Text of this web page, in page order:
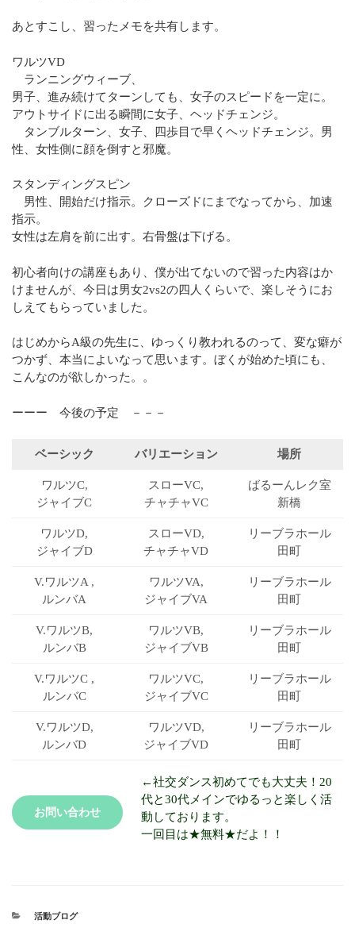
あとすこし、習ったメモを共有します。
ワルツVD
ランニングウィーブ、
男子、進み続けてターンしても、女子のスピードを一定に。
アウトサイドに出る瞬間に女子、ヘッドチェンジ。
タンブルターン、女子、四歩目で早くヘッドチェンジ。男
性、女性側に顔を倒すと邪魔。
スタンディングスピン
男性、開始だけ指示。クローズドにまでなってから、加速
指示。
女性は左肩を前に出す。右骨盤は下げる。
初心者向けの講座もあり、僕が出てないので習った内容はか
けませんが、今日は男女2vs2の四人くらいで、楽しそうにお
しえてもらっていました。
はじめからA級の先生に、ゆっくり教われるのって、変な癖が
つかず、本当によいなって思います。ぼくが始めた頃にも、
こんなのが欲しかった。。
ーーー 今後の予定 －－－
ベーシック バリエーション 場所
ワルツC,
ジャイブC
スローVC,
チャチャVC
ばるーんレク室
新橋
ワルツD,
ジャイブD
スローVD,
チャチャVD
リーブラホール
田町
V.ワルツA ,
ルンバA
ワルツVA,
ジャイブVA
リーブラホール
田町
V.ワルツB,
ルンバB
ワルツVB,
ジャイブVB
リーブラホール
田町
V.ワルツC ,
ルンバC
ワルツVC,
ジャイブVC
リーブラホール
田町
V.ワルツD,
ルンバD
ワルツVD,
ジャイブVD
リーブラホール
田町
お問い合わせ
←社交ダンス初めてでも大丈夫！20
代と30代メインでゆるっと楽しく活
動しております。
一回目は★無料★だよ！！
活動ブログ